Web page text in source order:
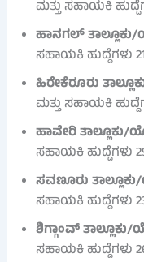
ಮತ್ತು ಸಹಾಯಕಿ
ಹಾನಗಲ್
ಸಹಾಯಕಿ ಹುದ್ದೆಗಳು
ಹಿರೇಕೆರೂರು
ಮತ್ತು ಸಹಾಯಕಿ
ಹಾವೇರಿ
ಸಹಾಯಕಿ ಹುದ್ದೆಗಳು
ಸವಣೂರು
ಸಹಾಯಕಿ ಹುದ್ದೆಗಳು
ಶಿಗ್ಗಾಂವ್
ಸಹಾಯಕಿ ಹುದ್ದೆಗಳು